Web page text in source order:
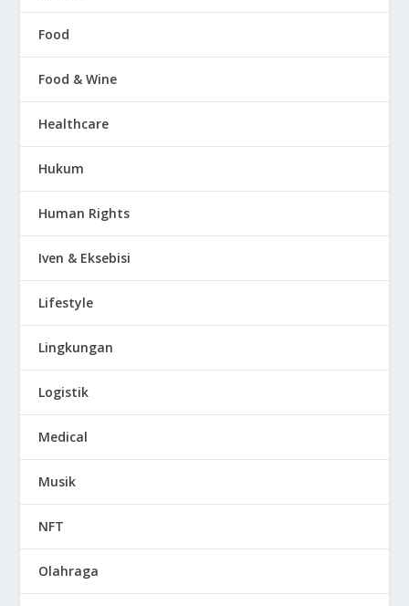
Food
Food & Wine
Healthcare
Hukum
Human Rights
Iven & Eksebisi
Lifestyle
Lingkungan
Logistik
Medical
Musik
NFT
Olahraga